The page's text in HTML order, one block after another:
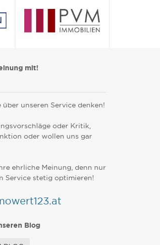
mit!
über unseren Service denken!
oder Kritik,
oder wollen uns gar
ehrliche Meinung, denn nur
Service stetig optimieren!
Blog